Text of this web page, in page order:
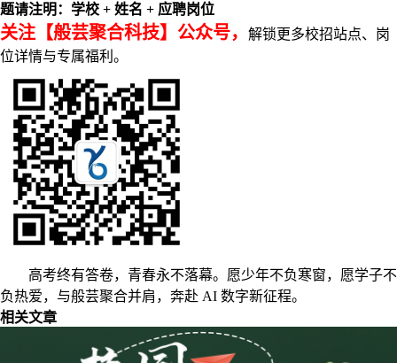
题请注明：学校 + 姓名 + 应聘岗位
关注【般芸聚合科技】公众号，
解锁更多校招站点、岗
位详情与专属福利。
高考终有答卷，青春永不落幕。愿少年不负寒窗，愿学子不
负热爱，与般芸聚合并肩，奔赴 AI 数字新征程。
相关文章